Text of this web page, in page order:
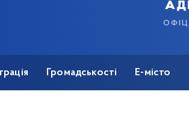
Громадськості Е-місто